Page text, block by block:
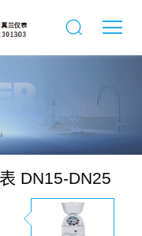
DN15-DN25